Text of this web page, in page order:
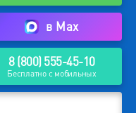
в Max
8 (800) 555-45-10
Бесплатно с мобильных